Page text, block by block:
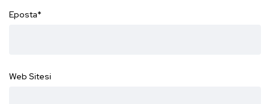
Eposta*
Web Sitesi